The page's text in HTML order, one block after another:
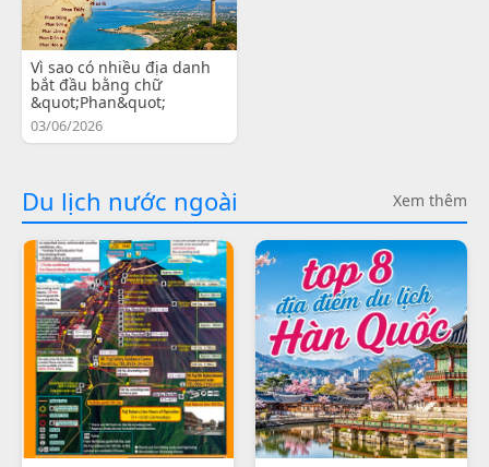
Vì sao có nhiều địa danh
bắt đầu bằng chữ
&quot;Phan&quot;
03/06/2026
Du lịch nước ngoài Xem thêm